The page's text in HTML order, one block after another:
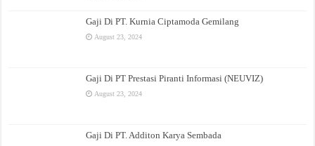
Gaji Di PT. Kurnia Ciptamoda Gemilang
August 23, 2024
Gaji Di PT Prestasi Piranti Informasi (NEUVIZ)
August 23, 2024
Gaji Di PT. Additon Karya Sembada